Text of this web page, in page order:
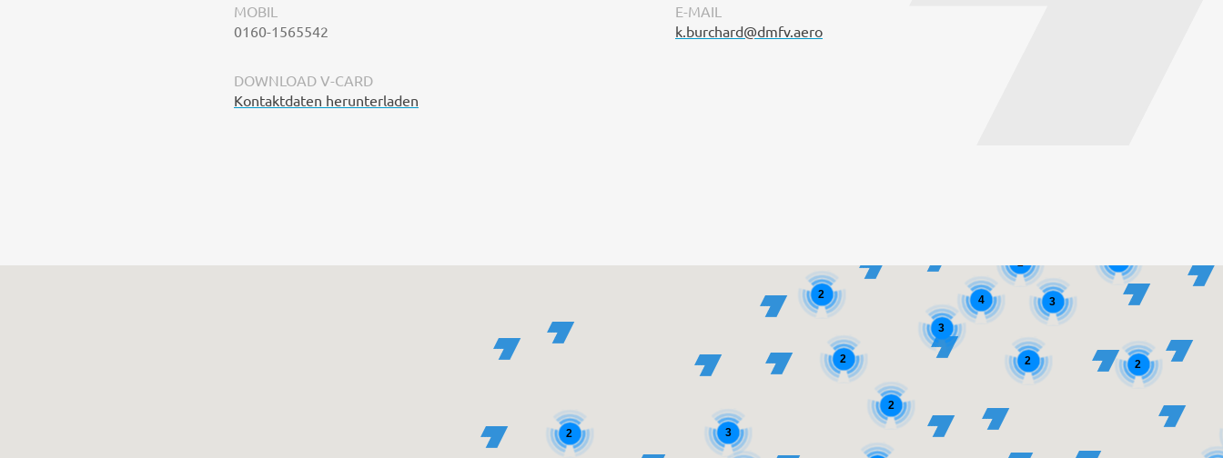
MOBIL
0160-1565542
E-MAIL
k.burchard@dmfv.aero
DOWNLOAD V-CARD
Kontaktdaten herunterladen
3
3
2
2
4
2
2
2
2
3